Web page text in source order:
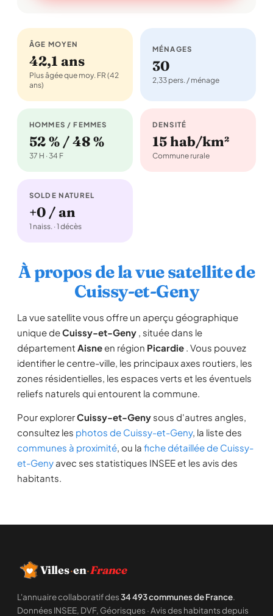
ÂGE MOYEN
42,1 ans
Plus âgée que moy. FR (42
ans)
MÉNAGES
30
2,33 pers. / ménage
HOMMES / FEMMES
52 % / 48 %
37 H · 34 F
DENSITÉ
15 hab/km²
Commune rurale
SOLDE NATUREL
+0 / an
1 naiss. · 1 décès
À propos de la vue satellite de
Cuissy-et-Geny
La vue satellite vous offre un aperçu géographique
unique deCuissy-et-Geny , située dans le
département Aisneen région Picardie . Vous pouvez
identifier le centre-ville, les principaux axes routiers, les
zones résidentielles, les espaces verts et les éventuels
reliefs naturels qui entourent la commune.
Pour explorerCuissy-et-Geny sous d'autres angles,
consultez les photos de Cuissy-et-Geny, la liste des
communes à proximité, ou la fiche détaillée de Cuissy-
et-Geny avec ses statistiques INSEE et les avis des
habitants.
Villes·en·France
L'annuaire collaboratif des34 493 communes de France.
Données INSEE, DVF, Géorisques · Avis des habitants depuis